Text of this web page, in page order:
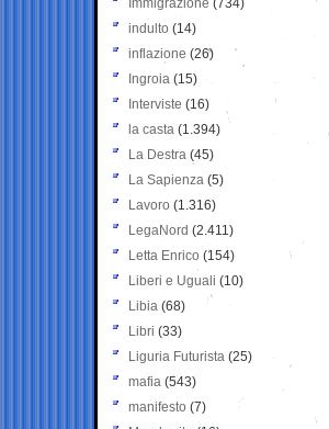
Immigrazione (734)
indulto (14)
inflazione (26)
Ingroia (15)
Interviste (16)
la casta (1.394)
La Destra (45)
La Sapienza (5)
Lavoro (1.316)
LegaNord (2.411)
Letta Enrico (154)
Liberi e Uguali (10)
Libia (68)
Libri (33)
Liguria Futurista (25)
mafia (543)
manifesto (7)